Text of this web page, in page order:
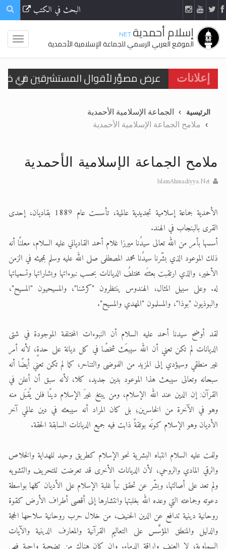
البحث في الكتب
إسلام أحمدية.NET
الموقع العربي الرسمي للجماعة الإسلامية الأحمدية
إعلانات
اقرأ هذا المقال في أهمية عيد
الحجّ.. دلالات، حِكم، وأهداف >> المزيد
تعميم هامّ لأفراد الجماعة >> المزيد
تعميم هامّ لأفراد الجماعة >> المزيد
اقرأ هذا الكتاب وتعرّف على حقيقة
الرئيسية
الجماعة الإسلامية الأحمدية
ملامح الجماعة الإسلامية الأحمدية
ملامح الجماعة الإسلامية الأحمدية
IslamAhmadiyya.Net
الأحمدية جماعة إسلامية تجديدية عالمية، تأسست عام 1889 بقاديان، إحدى
القرى بالبنجاب في الهند.
أسسها بأمر من الله تعالى سيدُنا ميرزا غلام أحمد القادياني عليه السلام، معلنًا أنه
ذلك الموعود الذي بشّرنا سيدُنا محمد المصطفى صلى الله عليه وسلم بمجيئه في الزمن
الأخير، والذي ارتقبت بعثتَه مختلفُ الديانات بحسب نبوءاتها وبشاراتها وتسمياتها
له. وعلى سبيل المثال، الهندوس ينتظرون "كرشنا"، والمسيحيون "المسيح"،
والبوذيون "بوذا"، والمسلمون "المهدي والمسيح".
لقد أوضح سيدنا أحمد عليه السلام أن النبوءات المختلفة الموجودة في شتى
الديانات لم تكن تعني أن الله سيبعَث شخصًا في كل ديانة على حدةٍ، لأنه أمر
غير منطقي وسيؤدي إلى المزيد من الفوضى والتناحر، كما لم تكن تعني أيضًا أنه
سبحانه وتعالى سيبعث هذا الموعود بدين جديد، كلا، لأنه سبق أن أعلن في
القرآن: إن الدين عند الله الإسلام، ومن يبتغ غيرَ الإسلام دينًا فلن يُقبَل منه
وهو في الآخرة من الخاسرين؛ بل كان المراد أنه سيبعثه في دين عالمي آخر
الأديان وهو الإسلام كونَه بوتقةً ذابت فيه جميع الديانات السابقة الحقة.
ولفت عليه السلام انتباه البشرية نحو الإسلام كطريق وحيد للهداية والخلاص
والرقي المادي والروحي، لأن الديانات الأخرى قد تعرضت للتحريف والتشويه
ولم تعد على أصالتها، وبشّر عن تحقق نبأ غلبة الإسلام على الأديان كلها بواسطة
دعوته وجماعته التي وعده الله بغلبتها وانتشارها إلى أقصى أطراف الأرض كقوة
روحانية دينية تدافع عن الدين الحنيف، من خلال حرب روحانية سلاحها الحجة
والدليل والمنطق المؤسَّس على التعاليم القرآنية والمعارف الدينية والآيات